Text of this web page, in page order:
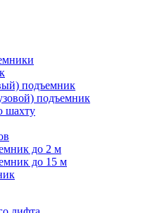
подъемник
подъемник
шахту
до 2 м
до 15 м